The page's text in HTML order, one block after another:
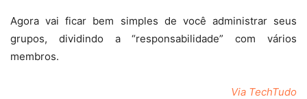
Agora vai ficar bem simples de você administrar seus
grupos, dividindo a “responsabilidade” com vários
membros.
Via TechTudo